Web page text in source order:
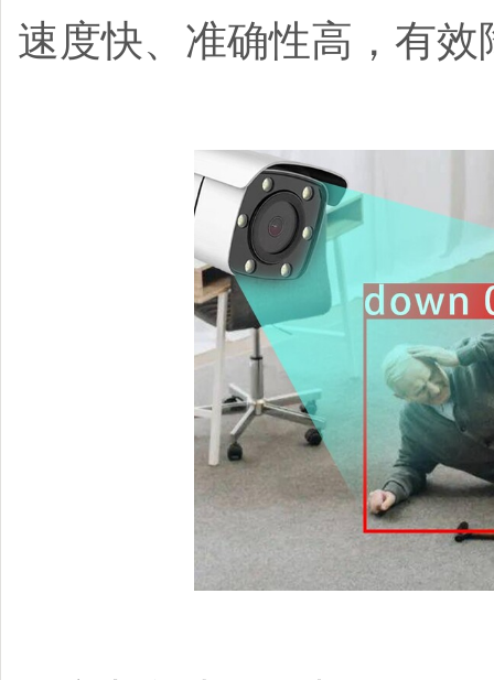
速度快、准确性高，有